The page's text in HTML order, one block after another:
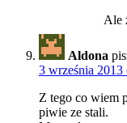
Ale
Aldona
3 września 2013
Z tego co wiem
piwie ze stali.